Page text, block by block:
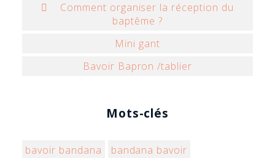
 Comment organiser la réception du
baptême ?
Mini gant
Bavoir Bapron /tablier
Mots-clés
bavoir bandana
bandana bavoir